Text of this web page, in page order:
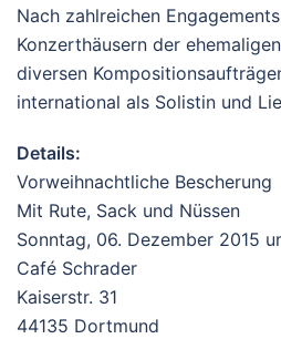
Nach zahlreichen
Konzerthäusern der
diversen
international als Solistin und
Details:
Vorweihnachtliche Bescherung
Mit Rute, Sack und Nüssen
Sonntag, 06. Dezember 2015
Café Schrader
Kaiserstr. 31
44135 Dortmund